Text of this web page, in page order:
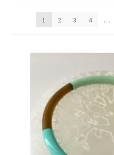
Paiement sécurisé
1 2 3 4 …